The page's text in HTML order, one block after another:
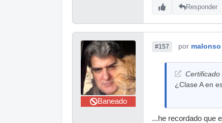
Responder
Baneado
#157 por malonso
Certificado
¿Clase A en
...he recordado que